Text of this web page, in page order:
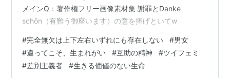
メインQ：著作権フリー画像素材集 謝罪とDanke
schön（有難う御座います）の意を捧げといてw
#完全無欠は上下左右いずれにも存在しない #男女
#違ってこそ、生まれがい #互助の精神 #ツイフェミ
#差別主義者 #生きる価値のない生命